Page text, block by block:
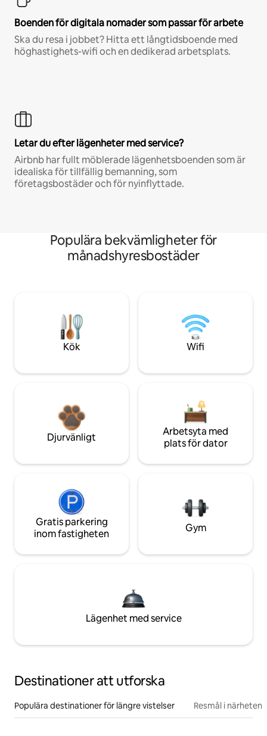
Boenden för digitala nomader som passar för arbete
Ska du resa i jobbet? Hitta ett långtidsboende med
höghastighets-wifi och en dedikerad arbetsplats.
Letar du efter lägenheter med service?
Airbnb har fullt möblerade lägenhetsboenden som är
idealiska för tillfällig bemanning, som
företagsbostäder och för nyinflyttade.
Populära bekvämligheter för
månadshyresbostäder
Kök Wifi
Djurvänligt
Arbetsyta med
plats för dator
Gratis parkering
inom fastigheten
Gym
Lägenhet med service
Destinationer att utforska
Populära destinationer för längre vistelser Resmål i närheten